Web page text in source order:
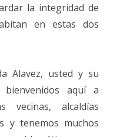
la integridad de
en estas dos
Alavez, usted y su
aquí a
vecinas, alcaldías
y tenemos muchos